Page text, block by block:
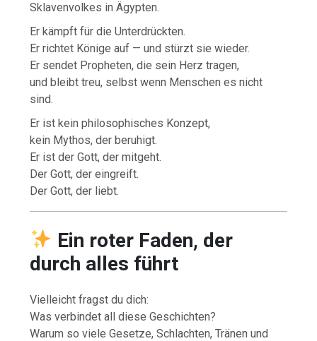
Sklavenvolkes in Ägypten.
Er kämpft für die Unterdrückten.
Er richtet Könige auf — und stürzt sie wieder.
Er sendet Propheten, die sein Herz tragen,
und bleibt treu, selbst wenn Menschen es nicht
sind.
Er ist kein philosophisches Konzept,
kein Mythos, der beruhigt.
Er ist der Gott, der mitgeht.
Der Gott, der eingreift.
Der Gott, der liebt.
Ein roter Faden, der
durch alles führt
Vielleicht fragst du dich:
Was verbindet all diese Geschichten?
Warum so viele Gesetze, Schlachten, Tränen und